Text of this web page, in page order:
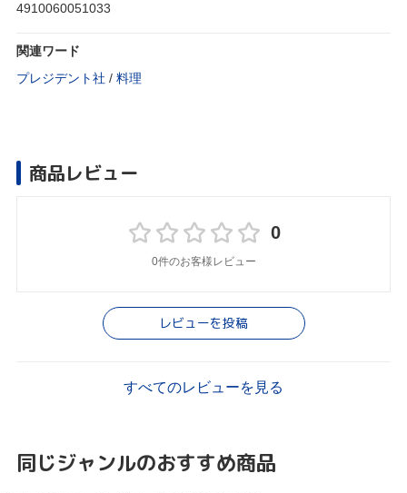
4910060051033
関連ワード
プレジデント社 / 料理
商品レビュー
0
0件のお客様レビュー
レビューを投稿
すべてのレビューを見る
同じジャンルのおすすめ商品